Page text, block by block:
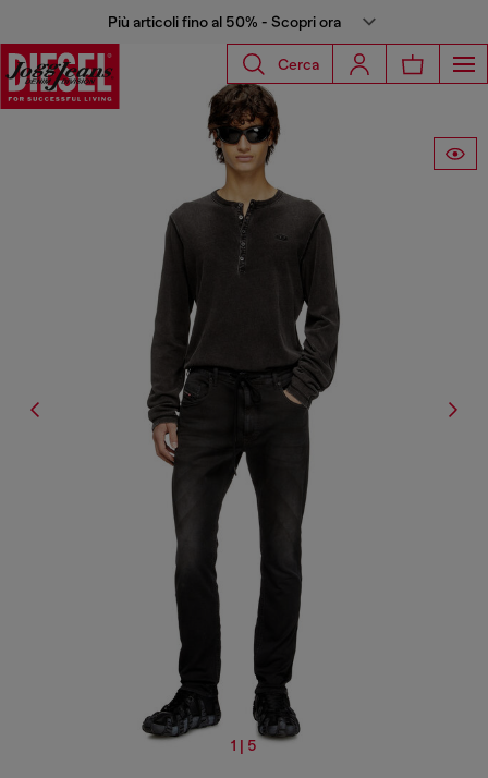
Più articoli fino al 50% - Scopri ora
Cerca
1 | 5